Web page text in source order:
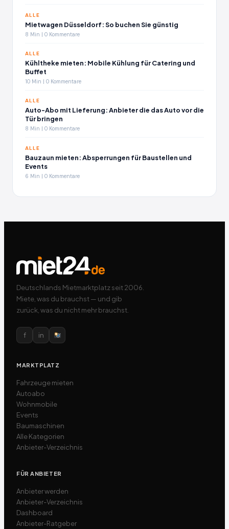
ALLE
Mietwagen Düsseldorf: So buchen Sie günstig
8 Min | 0 Kommentare
ALLE
Kühltheke mieten: Mobile Kühlung für Catering und
Buffet
10 Min | 0 Kommentare
ALLE
Auto-Abo mit Lieferung: Anbieter die das Auto vor die
Tür bringen
8 Min | 0 Kommentare
ALLE
Bauzaun mieten: Absperrungen für Baustellen und
Events
6 Min | 0 Kommentare
Deutschlands Mietmarktplatz seit 2006.
Miete, was du brauchst — und gib
zurück, was du nicht mehr brauchst.
f in
MARKTPLATZ
Fahrzeuge mieten
Autoabo
Wohnmobile
Events
Baumaschinen
Alle Kategorien
Anbieter-Verzeichnis
FÜR ANBIETER
Anbieter werden
Anbieter-Verzeichnis
Dashboard
Anbieter-Ratgeber